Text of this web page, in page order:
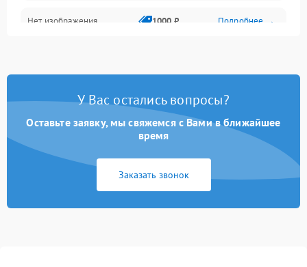
Перегрев и охлаждение
Изображение
Нет изображения 1000 ₽ Подробнее →
У Вас остались вопросы?
Оставьте заявку, мы свяжемся с Вами в ближайшее
время
Заказать звонок